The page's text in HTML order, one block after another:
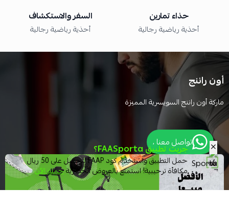
حذاء تمارين
أحذية رياضية رجالية
السفر والاستكشاف
أحذية رياضية رجالية
أون راننج
ماركة أون راننج السويسرية المميزة
تواصل معنا ،
جربت تطبيق FAASporta؟
حمل التطبيق واستخدم كود FAAP لتحصل على 50 ريال
مكافأة ترحيبية! استمتع بالعروض الحصريةحمله الآن